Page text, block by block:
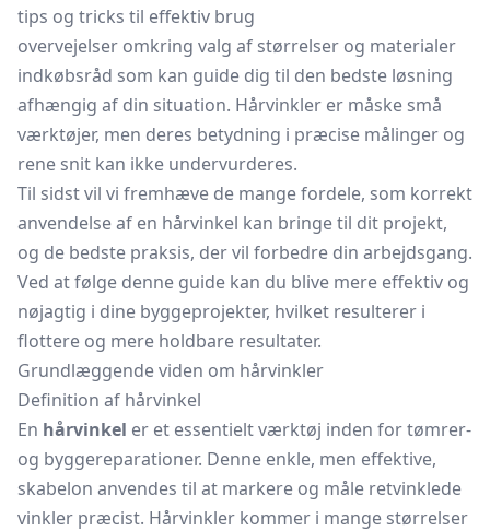
tips og tricks til effektiv brug
overvejelser omkring valg af størrelser og materialer
indkøbsråd som kan guide dig til den bedste løsning
afhængig af din situation. Hårvinkler er måske små
værktøjer, men deres betydning i præcise målinger og
rene snit kan ikke undervurderes.
Til sidst vil vi fremhæve de mange fordele, som korrekt
anvendelse af en hårvinkel kan bringe til dit projekt,
og de bedste praksis, der vil forbedre din arbejdsgang.
Ved at følge denne guide kan du blive mere effektiv og
nøjagtig i dine byggeprojekter, hvilket resulterer i
flottere og mere holdbare resultater.
Grundlæggende viden om hårvinkler
Definition af hårvinkel
En hårvinkel er et essentielt værktøj inden for tømrer-
og byggereparationer. Denne enkle, men effektive,
skabelon anvendes til at markere og måle retvinklede
vinkler præcist. Hårvinkler kommer i mange størrelser